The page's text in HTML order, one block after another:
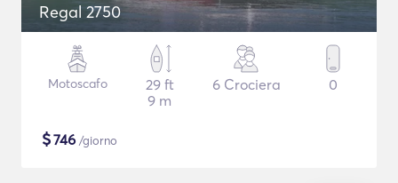
Regal 2750
Motoscafo
29 ft
9 m
6 Crociera 0
$746 /giorno